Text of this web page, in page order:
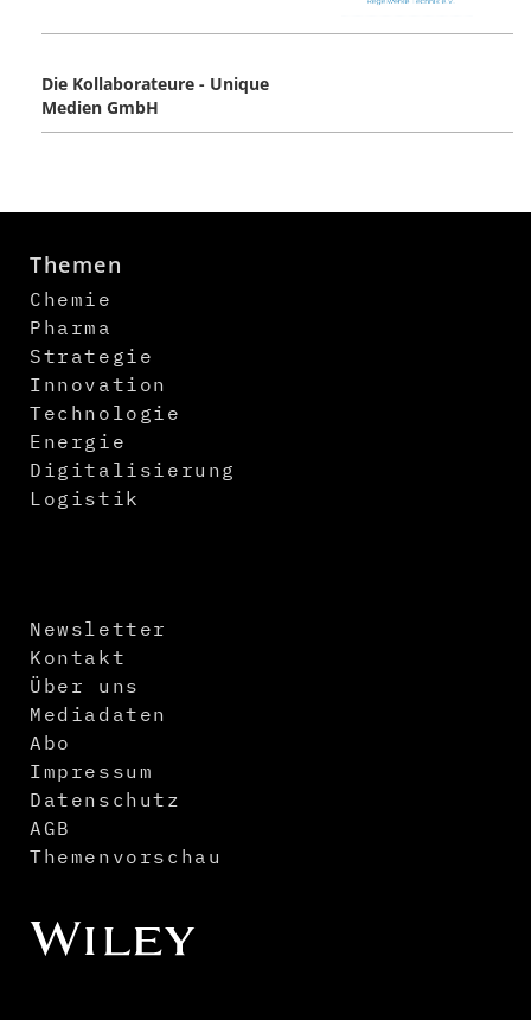
Die Kollaborateure - Unique
Medien GmbH
Themen
Chemie
Pharma
Strategie
Innovation
Technologie
Energie
Digitalisierung
Logistik
Newsletter
Kontakt
Über uns
Mediadaten
Abo
Impressum
Datenschutz
AGB
Themenvorschau